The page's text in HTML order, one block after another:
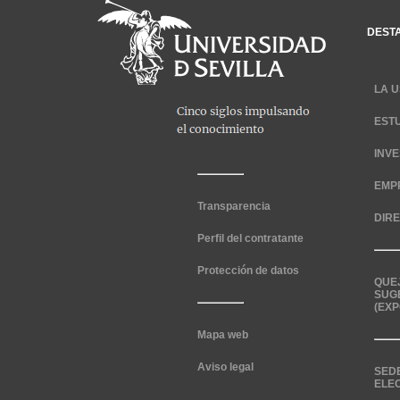
Transparencia
Perfil del contratante
Protección de datos
Mapa web
Aviso legal
LA